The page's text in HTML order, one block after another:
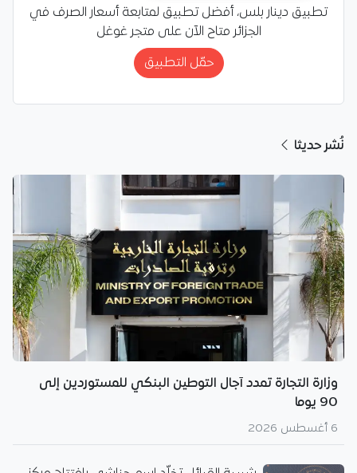
تطبيق دينار بلس، أفضل تطبيق لمتابعة أسعار الصرف في
الجزائر متاح الآن على متجر غوغل
حمّل التطبيق
نُشر حديثا
وزارة التجارة تمدد آجال التوطين البنكي للمستوردين إلى
90 يوما
6 أغسطس 2026